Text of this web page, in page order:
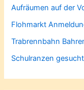
Aufräumen auf der
Flohmarkt
Trabrennbahn
Schulranzen